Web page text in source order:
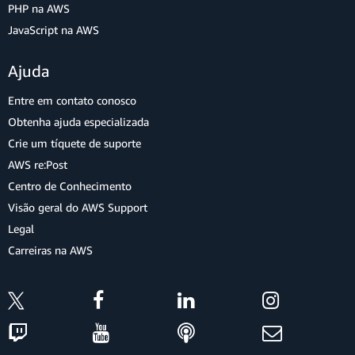
PHP na AWS
JavaScript na AWS
Ajuda
Entre em contato conosco
Obtenha ajuda especializada
Crie um tíquete de suporte
AWS re:Post
Centro de Conhecimento
Visão geral do AWS Support
Legal
Carreiras na AWS